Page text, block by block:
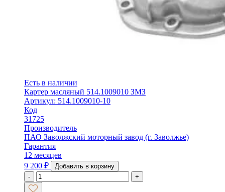
Есть в наличии
Картер масляный 514.1009010 ЗМЗ
Артикул: 514.1009010-10
Код
31725
Производитель
ПАО Заволжский моторный завод (г. Заволжье)
Гарантия
12 месяцев
9 200 ₽
Добавить в корзину
-
+